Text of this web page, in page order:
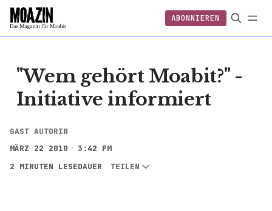
ABONNIEREN
EINLOGGEN
ABONNIEREN
"Wem gehört Moabit?" -
Initiative informiert
GAST AUTORIN
MÄRZ 22 2010
3:42 PM
2 MINUTEN LESEDAUER
TEILEN